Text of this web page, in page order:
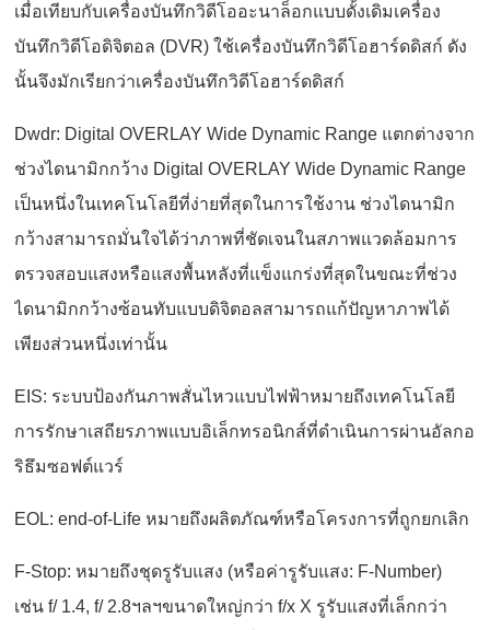
เมื่อเทียบกับเครื่องบันทึกวิดีโออะนาล็อกแบบดั้งเดิมเครื่อง
บันทึกวิดีโอดิจิตอล (DVR) ใช้เครื่องบันทึกวิดีโอฮาร์ดดิสก์ ดัง
นั้นจึงมักเรียกว่าเครื่องบันทึกวิดีโอฮาร์ดดิสก์
Dwdr: Digital OVERLAY Wide Dynamic Range แตกต่างจาก
ช่วงไดนามิกกว้าง Digital OVERLAY Wide Dynamic Range
เป็นหนึ่งในเทคโนโลยีที่ง่ายที่สุดในการใช้งาน ช่วงไดนามิก
กว้างสามารถมั่นใจได้ว่าภาพที่ชัดเจนในสภาพแวดล้อมการ
ตรวจสอบแสงหรือแสงพื้นหลังที่แข็งแกร่งที่สุดในขณะที่ช่วง
ไดนามิกกว้างซ้อนทับแบบดิจิตอลสามารถแก้ปัญหาภาพได้
เพียงส่วนหนึ่งเท่านั้น
EIS: ระบบป้องกันภาพสั่นไหวแบบไฟฟ้าหมายถึงเทคโนโลยี
การรักษาเสถียรภาพแบบอิเล็กทรอนิกส์ที่ดำเนินการผ่านอัลกอ
ริธึมซอฟต์แวร์
EOL: end-of-Life หมายถึงผลิตภัณฑ์หรือโครงการที่ถูกยกเลิก
F-Stop: หมายถึงชุดรูรับแสง (หรือค่ารูรับแสง: F-Number)
เช่น f/ 1.4, f/ 2.8ฯลฯขนาดใหญ่กว่า f/x X รูรับแสงที่เล็กกว่า